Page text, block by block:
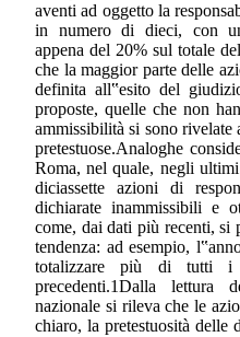
aventi ad oggetto la
in numero di dieci, con
appena del 20% sul totale
che la maggior parte delle
definita all‟esito del
proposte, quelle che non
ammissibilità si sono rivelate
pretestuose.Analoghe
Roma, nel quale, negli
diciassette azioni di
dichiarate inammissibili e
come, dai dati più recenti, si
tendenza: ad esempio,
totalizzare più di tutti i
precedenti.1Dalla lettura
nazionale si rileva che le
chiaro, la pretestuosità delle